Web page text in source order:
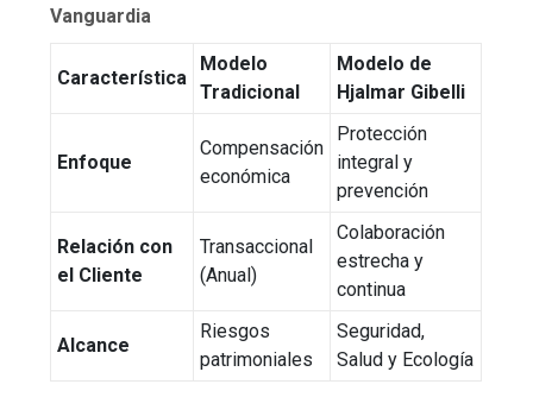
Vanguardia
Característica
Modelo
Tradicional
Modelo de
Hjalmar Gibelli
Enfoque
Compensación
económica
Protección
integral y
prevención
Relación con
el Cliente
Transaccional
(Anual)
Colaboración
estrecha y
continua
Alcance
Riesgos
patrimoniales
Seguridad,
Salud y Ecología